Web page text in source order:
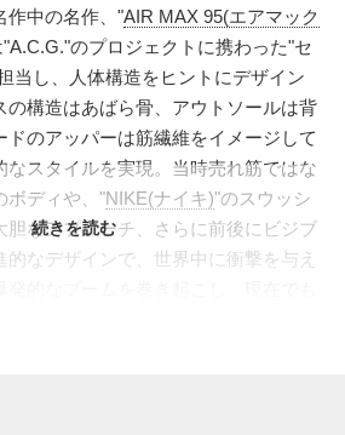
作中の名作、"AIR MAX 95(エアマック
のプロジェクトに携わった"セ
当し、人体構造をヒントにデザイン
の構造はあばら骨、アウトソールは背
ドのアッパーは筋繊維をイメージして
なスタイルを実現。当時売れ筋ではな
ボディや、"NIKE(ナイキ)"のスウッシ
胆なアプローチ、さらに前後にビジブ
的なデザインで、世界中に衝撃を与え
続きを読む